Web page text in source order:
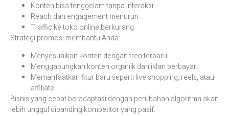
Konten bisa tenggelam tanpa interaksi.
Reach dan engagement menurun.
Traffic ke toko online berkurang.
Strategi promosi membantu Anda:
Menyesuaikan konten dengan tren terbaru.
Menggabungkan konten organik dan iklan berbayar.
Memanfaatkan fitur baru seperti live shopping, reels, atau
affiliate.
Bisnis yang cepat beradaptasi dengan perubahan algoritma akan
lebih unggul dibanding kompetitor yang pasif.